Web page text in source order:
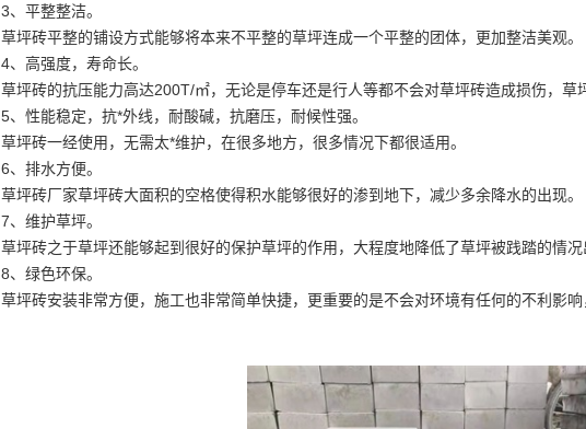
3、平整整洁。
草坪砖平整的铺设方式能够将本来不平整的草坪连成一个平整的团体，更加整洁美观。
4、高强度，寿命长。
草坪砖的抗压能力高达200T/㎡，无论是停车还是行人等都不会对草坪砖造成损伤，草
5、性能稳定，抗*外线，耐酸碱，抗磨压，耐候性强。
草坪砖一经使用，无需太*维护，在很多地方，很多情况下都很适用。
6、排水方便。
草坪砖厂家草坪砖大面积的空格使得积水能够很好的渗到地下，减少多余降水的出现。
7、维护草坪。
草坪砖之于草坪还能够起到很好的保护草坪的作用，大程度地降低了草坪被践踏的情
8、绿色环保。
草坪砖安装非常方便，施工也非常简单快捷，更重要的是不会对环境有任何的不利影响